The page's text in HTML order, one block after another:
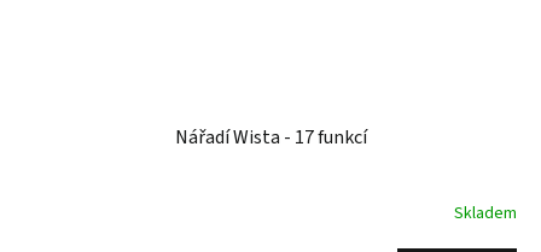
Nářadí Wista - 17 funkcí
Skladem